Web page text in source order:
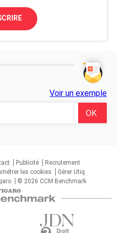
Voir un exemple
Publicité
Recrutement
les cookies
Gérer Utiq
© 2026 CCM Benchmark